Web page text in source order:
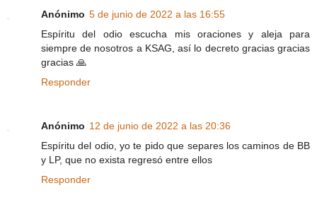
Anónimo 5 de junio de 2022 a las 16:55
Espíritu del odio escucha mis oraciones y aleja para
siempre de nosotros a KSAG, así lo decreto gracias gracias
gracias 🙏
Responder
Anónimo 12 de junio de 2022 a las 20:36
Espíritu del odio, yo te pido que separes los caminos de BB
y LP, que no exista regresó entre ellos
Responder